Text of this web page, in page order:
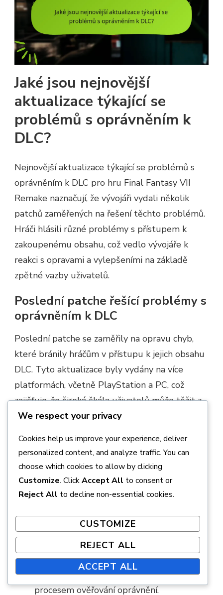
Jaké jsou nejnovější
aktualizace týkající se
problémů s oprávněním k
DLC?
Nejnovější aktualizace týkající se problémů s
oprávněním k DLC pro hru Final Fantasy VII
Remake naznačují, že vývojáři vydali několik
patchů zaměřených na řešení těchto problémů.
Hráči hlásili různé problémy s přístupem k
zakoupenému obsahu, což vedlo vývojáře k
reakci s opravami a vylepšeními na základě
zpětné vazby uživatelů.
Poslední patche řešící problémy s
oprávněním k DLC
Poslední patche se zaměřily na opravu chyb,
které bránily hráčům v přístupu k jejich obsahu
DLC. Tyto aktualizace byly vydány na více
platformách, včetně PlayStation a PC, což
zajišťuje, že široká škála uživatelů může těžit z
oprav. Hráči jsou vyzváni, aby udržovali své hry
problémům s oprávněním.
Jeden významný patch zahrnoval úpravy
procesu ověřování oprávnění hry, což údajně
vazba od komunity naznačuje, že tyto změny
snížily frekvenci chyb oprávnění, i když někteří
hráči stále zažívají potíže.
Patch 1.02: Opraveny problémy s
procesem ověřování oprávnění.
We respect your privacy
Cookies help us improve your experience, deliver
personalized content, and analyze traffic. You can
choose which cookies to allow by clicking
Customize. ClickAccept All to consent or
Reject All to decline non-essential cookies.
CUSTOMIZE
REJECT ALL
ACCEPT ALL